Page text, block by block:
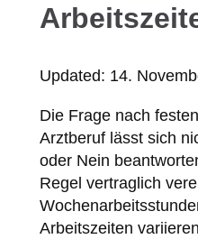
Updated: 14.
Die Frage nach
Arztberuf lässt sich
oder Nein
Regel vertraglich
Arbeitszeiten